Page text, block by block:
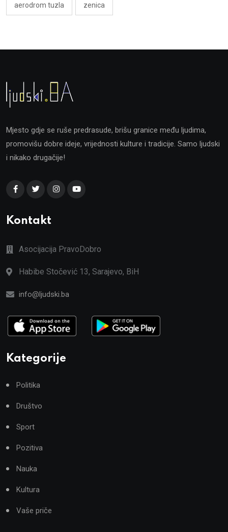
aerodrom tuzla zenica
Mjesto gdje se ruše predrasude, brišu granice među ljudima,
promovišu dobre ideje, vrijednosti kulture i tradicije. Samo ljudski
i nikako drugačije!
Kontakt
Asocijacija PravoDobro
Habibe Stočević 13, Sarajevo, BiH
info@ljudski.ba
Kategorije
Politika
Društvo
Sport
Pozitiva
Nauka
Kultura
Vaše priče